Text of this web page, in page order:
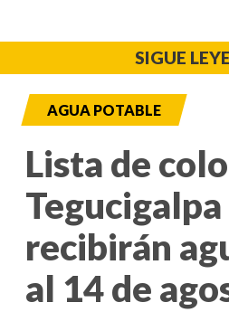
SIGUE
AGUA POTABLE
Lista de
recibirán
al 14 de